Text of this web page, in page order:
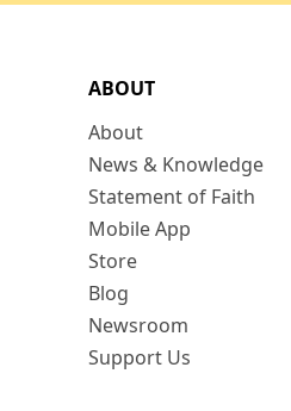
ABOUT
About
News & Knowledge
Statement of Faith
Mobile App
Store
Blog
Newsroom
Support Us